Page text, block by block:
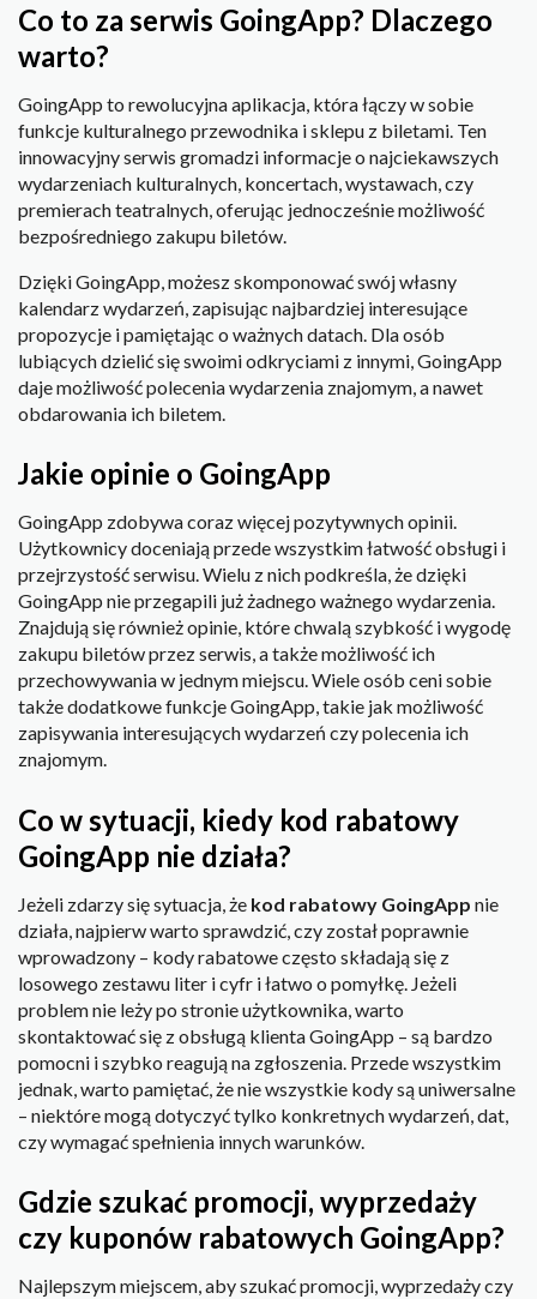
Co to za serwis GoingApp? Dlaczego
warto?
GoingApp to rewolucyjna aplikacja, która łączy w sobie
funkcje kulturalnego przewodnika i sklepu z biletami. Ten
innowacyjny serwis gromadzi informacje o najciekawszych
wydarzeniach kulturalnych, koncertach, wystawach, czy
premierach teatralnych, oferując jednocześnie możliwość
bezpośredniego zakupu biletów.
Dzięki GoingApp, możesz skomponować swój własny
kalendarz wydarzeń, zapisując najbardziej interesujące
propozycje i pamiętając o ważnych datach. Dla osób
lubiących dzielić się swoimi odkryciami z innymi, GoingApp
daje możliwość polecenia wydarzenia znajomym, a nawet
obdarowania ich biletem.
Jakie opinie o GoingApp
GoingApp zdobywa coraz więcej pozytywnych opinii.
Użytkownicy doceniają przede wszystkim łatwość obsługi i
przejrzystość serwisu. Wielu z nich podkreśla, że dzięki
GoingApp nie przegapili już żadnego ważnego wydarzenia.
Znajdują się również opinie, które chwalą szybkość i wygodę
zakupu biletów przez serwis, a także możliwość ich
przechowywania w jednym miejscu. Wiele osób ceni sobie
także dodatkowe funkcje GoingApp, takie jak możliwość
zapisywania interesujących wydarzeń czy polecenia ich
znajomym.
Co w sytuacji, kiedy kod rabatowy
GoingApp nie działa?
Jeżeli zdarzy się sytuacja, że kod rabatowy GoingApp nie
działa, najpierw warto sprawdzić, czy został poprawnie
wprowadzony – kody rabatowe często składają się z
losowego zestawu liter i cyfr i łatwo o pomyłkę. Jeżeli
problem nie leży po stronie użytkownika, warto
skontaktować się z obsługą klienta GoingApp – są bardzo
pomocni i szybko reagują na zgłoszenia. Przede wszystkim
jednak, warto pamiętać, że nie wszystkie kody są uniwersalne
– niektóre mogą dotyczyć tylko konkretnych wydarzeń, dat,
czy wymagać spełnienia innych warunków.
Gdzie szukać promocji, wyprzedaży
czy kuponów rabatowych GoingApp?
Najlepszym miejscem, aby szukać promocji, wyprzedaży czy